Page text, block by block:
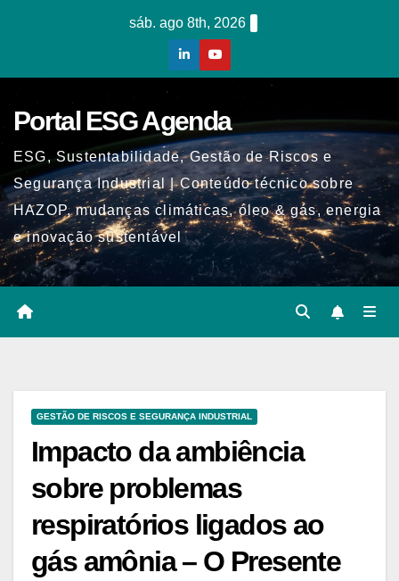
sáb. ago 8th, 2026
Portal ESG Agenda
ESG, Sustentabilidade, Gestão de Riscos e
Segurança Industrial | Conteúdo técnico sobre
HAZOP, mudanças climáticas, óleo & gás, energia
e inovação sustentável
GESTÃO DE RISCOS E SEGURANÇA INDUSTRIAL
Impacto da ambiência
sobre problemas
respiratórios ligados ao
gás amônia – O Presente